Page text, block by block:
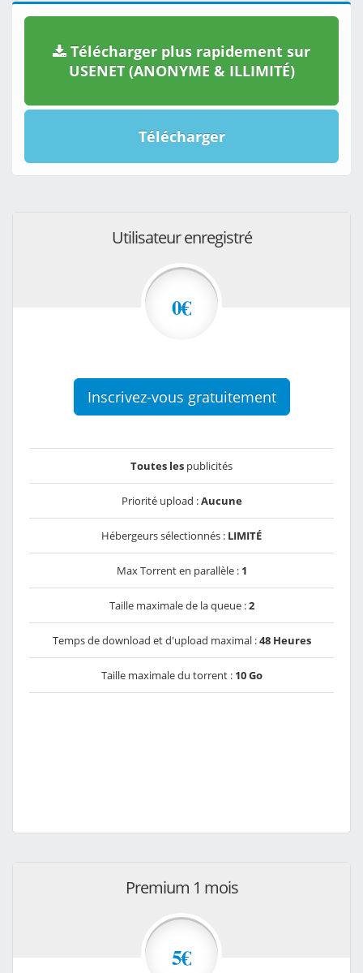
Télécharger plus rapidement sur
USENET (ANONYME & ILLIMITÉ)
Télécharger
Utilisateur enregistré
0€
Inscrivez-vous gratuitement
Toutes les publicités
Priorité upload :Aucune
Hébergeurs sélectionnés : LIMITÉ
Max Torrent en parallèle : 1
Taille maximale de la queue :2
Temps de download et d'upload maximal :48 Heures
Taille maximale du torrent : 10 Go
Premium 1 mois
5€